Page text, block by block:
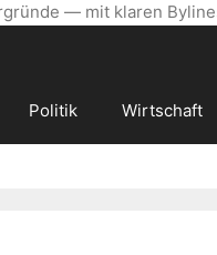
— mit klaren
Politik Wirtschaft